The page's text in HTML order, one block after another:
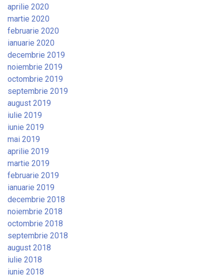
aprilie 2020
martie 2020
februarie 2020
ianuarie 2020
decembrie 2019
noiembrie 2019
octombrie 2019
septembrie 2019
august 2019
iulie 2019
iunie 2019
mai 2019
aprilie 2019
martie 2019
februarie 2019
ianuarie 2019
decembrie 2018
noiembrie 2018
octombrie 2018
septembrie 2018
august 2018
iulie 2018
iunie 2018